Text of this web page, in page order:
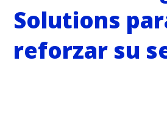
Solutions
reforzar su